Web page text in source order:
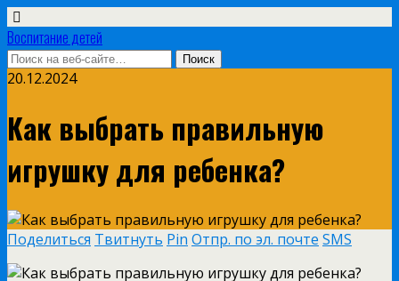
Воспитание детей
20.12.2024
Как выбрать правильную
игрушку для ребенка?
Поделиться Твитнуть Pin Отпр. по эл. почте SMS